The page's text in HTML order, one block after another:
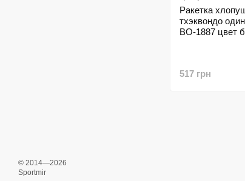
Ракетка
тхэквондо
BO-1887 цвет
517 грн
© 2014—2026
Sportmir